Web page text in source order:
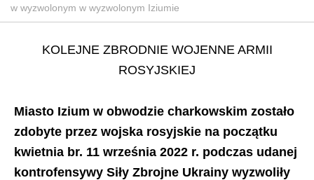
w wyzwolonym w wyzwolonym Iziumie
KOLEJNE ZBRODNIE WOJENNE ARMII
ROSYJSKIEJ
Miasto Izium w obwodzie charkowskim zostało
zdobyte przez wojska rosyjskie na początku
kwietnia br. 11 września 2022 r. podczas udanej
kontrofensywy Siły Zbrojne Ukrainy wyzwoliły